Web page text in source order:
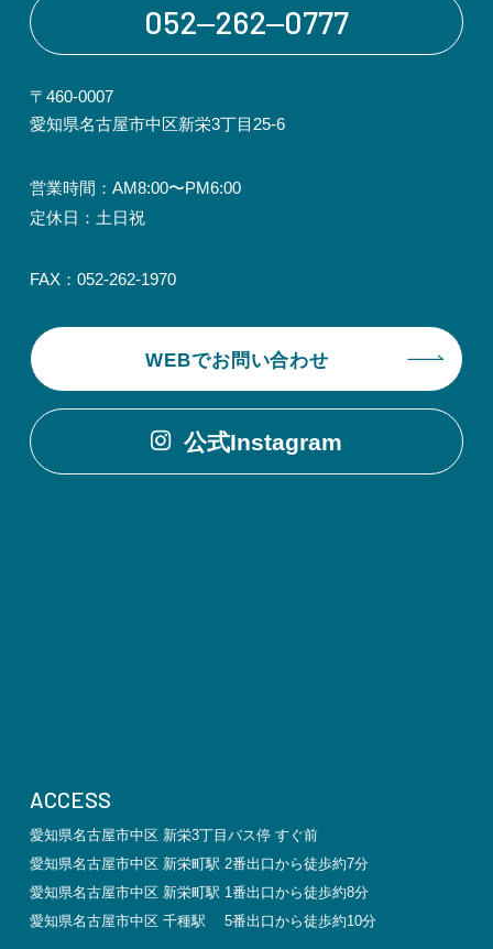
052‒262‒0777
〒460-0007
愛知県名古屋市中区新栄3丁目25-6
営業時間：AM8:00〜PM6:00
定休日：土日祝
FAX：052-262-1970
WEBでお問い合わせ
公式Instagram
ACCESS
愛知県名古屋市中区 新栄3丁目バス停 すぐ前
愛知県名古屋市中区 新栄町駅 2番出口から徒歩約7分
愛知県名古屋市中区 新栄町駅 1番出口から徒歩約8分
愛知県名古屋市中区 千種駅 5番出口から徒歩約10分